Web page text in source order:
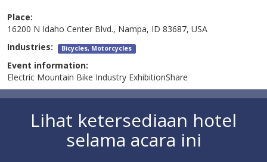
Place:
16200 N Idaho Center Blvd., Nampa, ID 83687, USA
Industries: Bicycles, Motorcycles
Event information:
Electric Mountain Bike Industry ExhibitionShare
Lihat ketersediaan hotel
selama acara ini